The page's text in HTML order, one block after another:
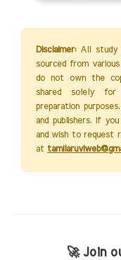
Disclaimer:All study
sourced from
do not own the
shared solely for
preparation
and publishers. If
and wish to request
at
🚀 Join